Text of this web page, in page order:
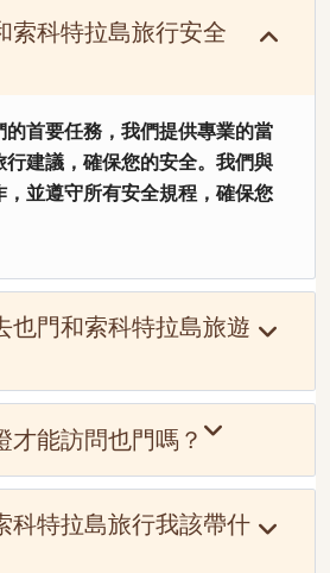
索科特拉島旅行安全
首要任務，我們提供專業的當
建議，確保您的安全。我們與
並遵守所有安全規程，確保您
也門和索科特拉島旅遊
四月，此時氣候較為溫和，較適合造
科特拉島的自然美景。
才能訪問也門嗎？
遊客在入境前獲得簽證。
科特拉島旅行我該帶什